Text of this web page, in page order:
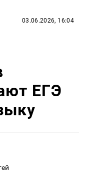
03.06.2026, 16:04
ЕГЭ